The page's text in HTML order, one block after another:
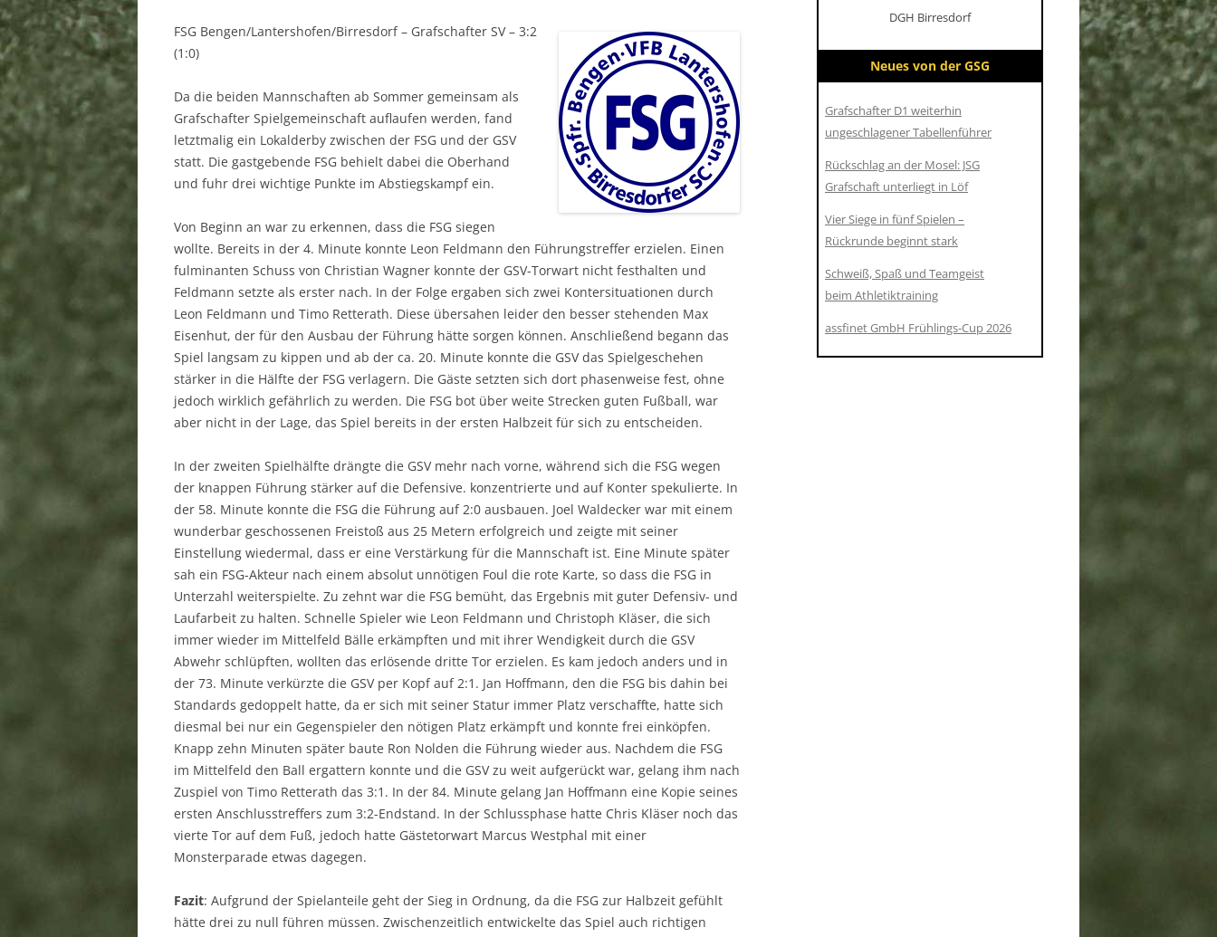
SPORTPLATZ LANTERSHOFEN
SPORTPLATZ VETTELHOVEN
SPORTHALLE RINGEN
BIRRESDORF
DOWNLOAD
LINKS
SPONSOREN
IMPRESSUM
DATENSCHUTZERKLÄRUNG
DEUTSCHES SPORTABZEICHEN
SENIORENSPORT
KINDERTURNEN
FSG Bengen/Lantershofen/Birresdorf – Grafschafter SV – 3:2
(1:0)
Da die beiden Mannschaften ab Sommer gemeinsam als
Grafschafter Spielgemeinschaft auflaufen werden, fand
letztmalig ein Lokalderby zwischen der FSG und der GSV
statt. Die gastgebende FSG behielt dabei die Oberhand
und fuhr drei wichtige Punkte im Abstiegskampf ein.
Von Beginn an war zu erkennen, dass die FSG siegen
wollte. Bereits in der 4. Minute konnte Leon Feldmann den Führungstreffer erzielen. Einen
fulminanten Schuss von Christian Wagner konnte der GSV-Torwart nicht festhalten und
Feldmann setzte als erster nach. In der Folge ergaben sich zwei Kontersituationen durch
Leon Feldmann und Timo Retterath. Diese übersahen leider den besser stehenden Max
Eisenhut, der für den Ausbau der Führung hätte sorgen können. Anschließend begann das
Spiel langsam zu kippen und ab der ca. 20. Minute konnte die GSV das Spielgeschehen
stärker in die Hälfte der FSG verlagern. Die Gäste setzten sich dort phasenweise fest, ohne
jedoch wirklich gefährlich zu werden. Die FSG bot über weite Strecken guten Fußball, war
aber nicht in der Lage, das Spiel bereits in der ersten Halbzeit für sich zu entscheiden.
In der zweiten Spielhälfte drängte die GSV mehr nach vorne, während sich die FSG wegen
der knappen Führung stärker auf die Defensive. konzentrierte und auf Konter spekulierte. In
der 58. Minute konnte die FSG die Führung auf 2:0 ausbauen. Joel Waldecker war mit einem
wunderbar geschossenen Freistoß aus 25 Metern erfolgreich und zeigte mit seiner
Einstellung wiedermal, dass er eine Verstärkung für die Mannschaft ist. Eine Minute später
sah ein FSG-Akteur nach einem absolut unnötigen Foul die rote Karte, so dass die FSG in
Unterzahl weiterspielte. Zu zehnt war die FSG bemüht, das Ergebnis mit guter Defensiv- und
Laufarbeit zu halten. Schnelle Spieler wie Leon Feldmann und Christoph Kläser, die sich
immer wieder im Mittelfeld Bälle erkämpften und mit ihrer Wendigkeit durch die GSV
Abwehr schlüpften, wollten das erlösende dritte Tor erzielen. Es kam jedoch anders und in
der 73. Minute verkürzte die GSV per Kopf auf 2:1. Jan Hoffmann, den die FSG bis dahin bei
Standards gedoppelt hatte, da er sich mit seiner Statur immer Platz verschaffte, hatte sich
diesmal bei nur ein Gegenspieler den nötigen Platz erkämpft und konnte frei einköpfen.
Knapp zehn Minuten später baute Ron Nolden die Führung wieder aus. Nachdem die FSG
im Mittelfeld den Ball ergattern konnte und die GSV zu weit aufgerückt war, gelang ihm nach
Zuspiel von Timo Retterath das 3:1. In der 84. Minute gelang Jan Hoffmann eine Kopie seines
ersten Anschlusstreffers zum 3:2-Endstand. In der Schlussphase hatte Chris Kläser noch das
vierte Tor auf dem Fuß, jedoch hatte Gästetorwart Marcus Westphal mit einer
Monsterparade etwas dagegen.
Fazit: Aufgrund der Spielanteile geht der Sieg in Ordnung, da die FSG zur Halbzeit gefühlt
hätte drei zu null führen müssen. Zwischenzeitlich entwickelte das Spiel auch richtigen
DGH Birresdorf
Neues von der GSG
Grafschafter D1 weiterhin
ungeschlagener Tabellenführer
Rückschlag an der Mosel: JSG
Grafschaft unterliegt in Löf
Vier Siege in fünf Spielen –
Rückrunde beginnt stark
Schweiß, Spaß und Teamgeist
beim Athletiktraining
assfinet GmbH Frühlings-Cup 2026